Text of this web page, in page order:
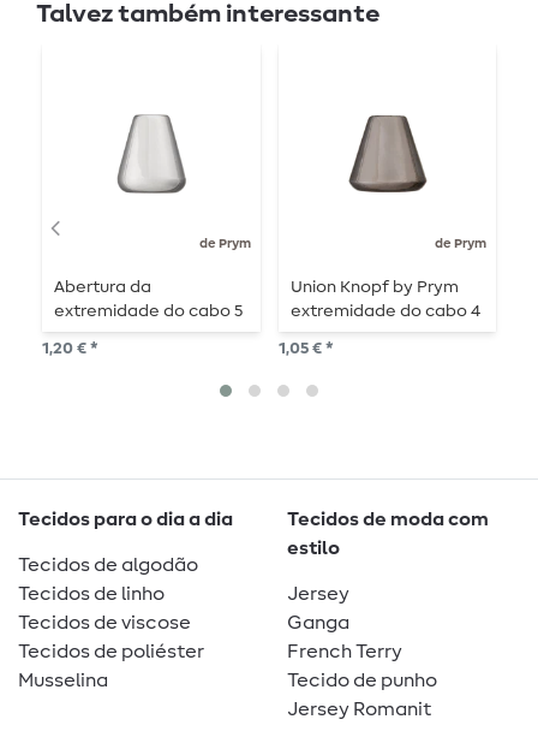
Talvez também interessante
de Prym
Abertura da
extremidade do cabo 5
mm 15 mm prata
brilhante
1,20 € *
de Prym
Union Knopf by Prym
extremidade do cabo 4
mm 12 mm aço
brilhante
1,05 € *
Tecidos para o dia a dia
Tecidos de algodão
Tecidos de linho
Tecidos de viscose
Tecidos de poliéster
Musselina
Tecidos de moda com
estilo
Jersey
Ganga
French Terry
Tecido de punho
Jersey Romanit